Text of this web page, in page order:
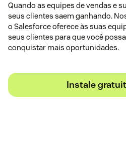
Quando as equipes de vendas e
seus clientes saem ganhando.
o Salesforce oferece às suas
seus clientes para que você
conquistar mais oportunidades.
Instale